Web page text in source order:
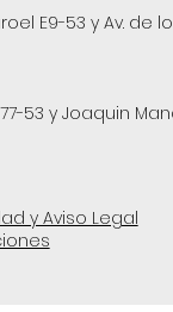
E9-53 y Av. de
53 y Joaquin
y Aviso Legal